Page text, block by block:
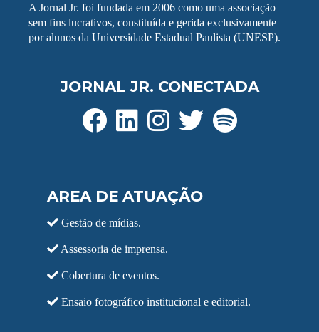
A Jornal Jr. foi fundada em 2006 como uma associação
sem fins lucrativos, constituída e gerida exclusivamente
por alunos da Universidade Estadual Paulista (UNESP).
JORNAL JR. CONECTADA
AREA DE ATUAÇÃO
Gestão de mídias.
Assessoria de imprensa.
Cobertura de eventos.
Ensaio fotográfico institucional e editorial.